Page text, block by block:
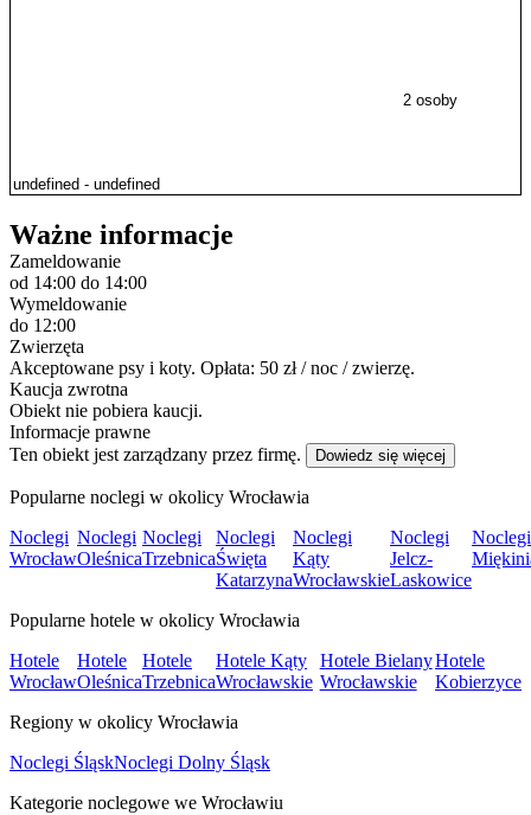
2 osoby
Ważne informacje
Zameldowanie
od 14:00 do 14:00
Wymeldowanie
do 12:00
Zwierzęta
Akceptowane psy i koty. Opłata: 50 zł / noc / zwierzę.
Kaucja zwrotna
Obiekt nie pobiera kaucji.
Informacje prawne
Ten obiekt jest zarządzany przez firmę.
Dowiedz się więcej
Popularne noclegi w okolicy Wrocławia
Noclegi
Wrocław
Noclegi
Oleśnica
Noclegi
Trzebnica
Noclegi
Święta
Katarzyna
Noclegi
Kąty
Wrocławskie
Noclegi
Jelcz-
Laskowice
Noclegi
Popularne hotele w okolicy Wrocławia
Hotele
Wrocław
Hotele
Oleśnica
Hotele
Trzebnica
Hotele Kąty
Wrocławskie
Hotele Bielany
Wrocławskie
Hotele
Kobierzyce
Regiony w okolicy Wrocławia
Noclegi ŚląskNoclegi Dolny Śląsk
Kategorie noclegowe we Wrocławiu